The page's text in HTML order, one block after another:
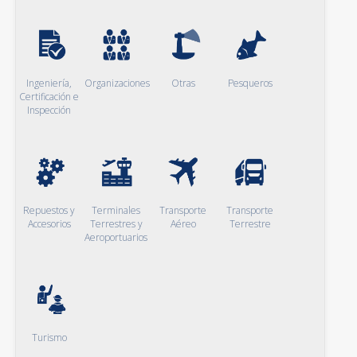
Ingeniería,
Certificación e
Inspección
Organizaciones Otras Pesqueros
Repuestos y
Accesorios
Terminales
Terrestres y
Aeroportuarios
Transporte
Aéreo
Transporte
Terrestre
Turismo